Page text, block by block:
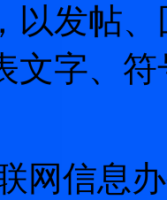
以发帖
文字、
网信息